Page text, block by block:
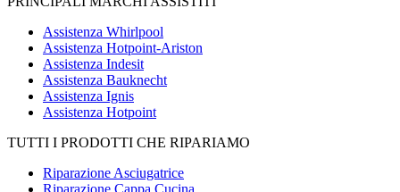
Assistenza Whirlpool
Assistenza Hotpoint-Ariston
Assistenza Indesit
Assistenza Bauknecht
Assistenza Ignis
Assistenza Hotpoint
TUTTI I PRODOTTI CHE RIPARIAMO
Riparazione Asciugatrice
Riparazione Cappa Cucina